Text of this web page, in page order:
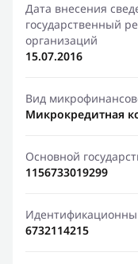
Дата внесения
государственный
организаций
15.07.2016
Вид
Микрокредитная
Основной
1156733019299
6732114215